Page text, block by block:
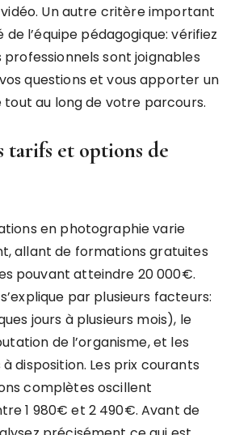
Un autre critère important
l’équipe pédagogique: vérifiez
sont joignables
questions et vous apporter un
tout au long de votre parcours.
tarifs et options de
en photographie varie
allant de formations gratuites
pouvant atteindre 20 000€.
par plusieurs facteurs:
jours à plusieurs mois), le
de l’organisme, et les
disposition. Les prix courants
complètes oscillent
1 980€ et 2 490€. Avant de